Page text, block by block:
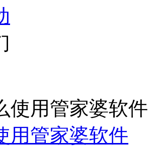
使用管家婆软件
用管家婆软件